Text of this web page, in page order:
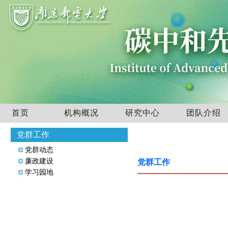
首页 机构概况 研究中心 团队介绍
党群工作
党群动态
廉政建设
学习园地
党群工作